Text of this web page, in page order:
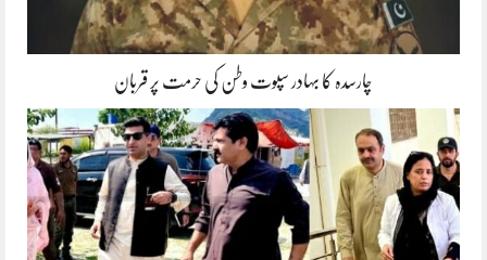
چارسدہ کا بہادر سپوت وطن کی حرمت پر قربان